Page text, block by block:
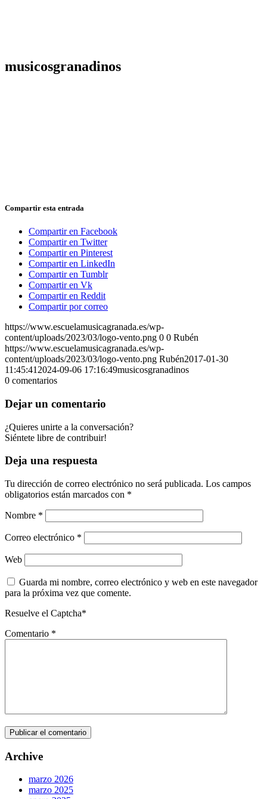
musicosgranadinos
Compartir esta entrada
Compartir en Facebook
Compartir en Twitter
Compartir en Pinterest
Compartir en LinkedIn
Compartir en Tumblr
Compartir en Vk
Compartir en Reddit
Compartir por correo
https://www.escuelamusicagranada.es/wp-
content/uploads/2023/03/logo-vento.png 0 0 Rubén
https://www.escuelamusicagranada.es/wp-
content/uploads/2023/03/logo-vento.png Rubén2017-01-30
11:45:41 2024-09-06 17:16:49musicosgranadinos
0 comentarios
Dejar un comentario
¿Quieres unirte a la conversación?
Siéntete libre de contribuir!
Deja una respuesta
Tu dirección de correo electrónico no será publicada. Los campos
obligatorios están marcados con *
Nombre *
Correo electrónico *
Web
Guarda mi nombre, correo electrónico y web en este navegador
para la próxima vez que comente.
Resuelve el Captcha*
Comentario *
Archive
marzo 2026
marzo 2025